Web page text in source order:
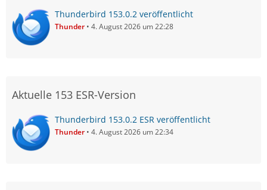
Thunderbird 153.0.2 veröffentlicht
Thunder 4. August 2026 um 22:28
Aktuelle 153 ESR-Version
Thunderbird 153.0.2 ESR veröffentlicht
Thunder 4. August 2026 um 22:34